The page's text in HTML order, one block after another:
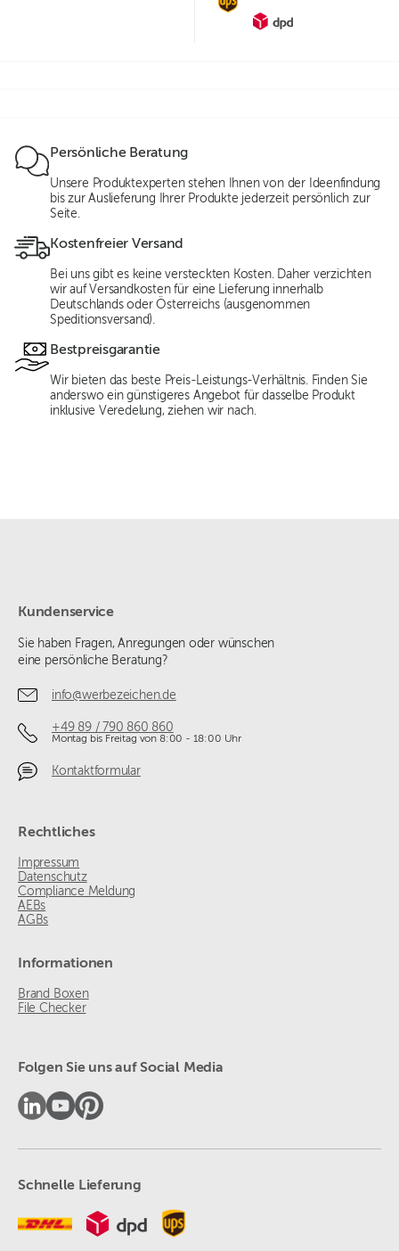
Persönliche Beratung
Unsere Produktexperten stehen Ihnen von der Ideenfindung
bis zur Auslieferung Ihrer Produkte jederzeit persönlich zur
Seite.
Kostenfreier Versand
Bei uns gibt es keine versteckten Kosten. Daher verzichten
wir auf Versandkosten für eine Lieferung innerhalb
Deutschlands oder Österreichs (ausgenommen
Speditionsversand).
Bestpreisgarantie
Wir bieten das beste Preis-Leistungs-Verhältnis. Finden Sie
anderswo ein günstigeres Angebot für dasselbe Produkt
inklusive Veredelung, ziehen wir nach.
Kundenservice
Sie haben Fragen, Anregungen oder wünschen
eine persönliche Beratung?
info@werbezeichen.de
+49 89 / 790 860 860
Montag bis Freitag von 8:00 - 18:00 Uhr
Kontaktformular
Rechtliches
Impressum
Datenschutz
Compliance Meldung
AEBs
AGBs
Informationen
Brand Boxen
File Checker
Folgen Sie uns auf Social Media
Schnelle Lieferung